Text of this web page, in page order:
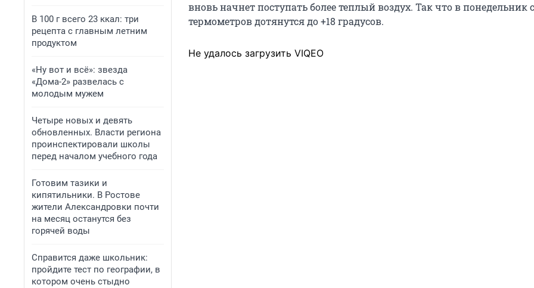
В 100 г всего 23 ккал: три
рецепта с главным летним
продуктом
«Ну вот и всё»: звезда
«Дома-2» развелась с
молодым мужем
Четыре новых и девять
обновленных. Власти региона
проинспектировали школы
перед началом учебного года
Готовим тазики и
кипятильники. В Ростове
жители Александровки почти
на месяц останутся без
горячей воды
Справится даже школьник:
пройдите тест по географии, в
котором очень стыдно
вновь начнет поступать более теплый воздух. Так что в понедельник
термометров дотянутся до +18 градусов.
Не удалось загрузить VIQEO